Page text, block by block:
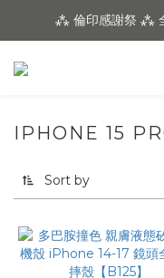
⁂ 倫印感謝祭 ⁂
IPHONE 15
Sort by